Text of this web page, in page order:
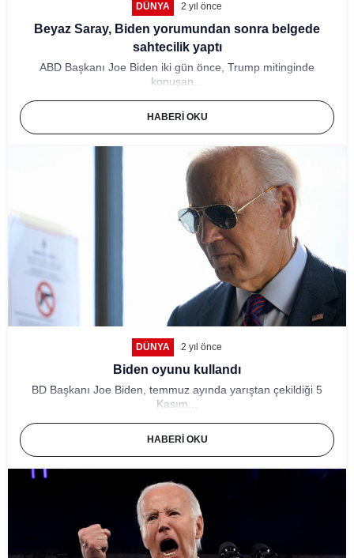
DÜNYA 2 yıl önce
Beyaz Saray, Biden yorumundan sonra belgede
sahtecilik yaptı
ABD Başkanı Joe Biden iki gün önce, Trump mitinginde
konuşan...
HABERI OKU
DÜNYA 2 yıl önce
Biden oyunu kullandı
BD Başkanı Joe Biden, temmuz ayında yarıştan çekildiği 5
Kasım...
HABERI OKU